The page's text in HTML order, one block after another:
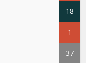
18
1
37